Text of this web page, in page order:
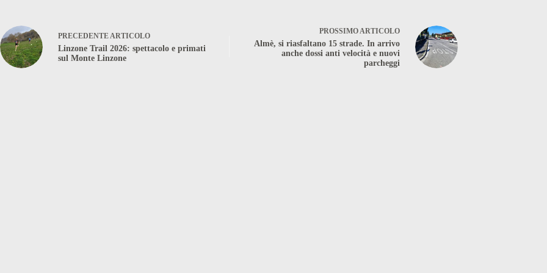
PRECEDENTEARTICOLO
Linzone Trail 2026: spettacolo e primati
sul Monte Linzone
PROSSIMOARTICOLO
Almè, si riasfaltano 15 strade. In arrivo
anche dossi anti velocità e nuovi
parcheggi